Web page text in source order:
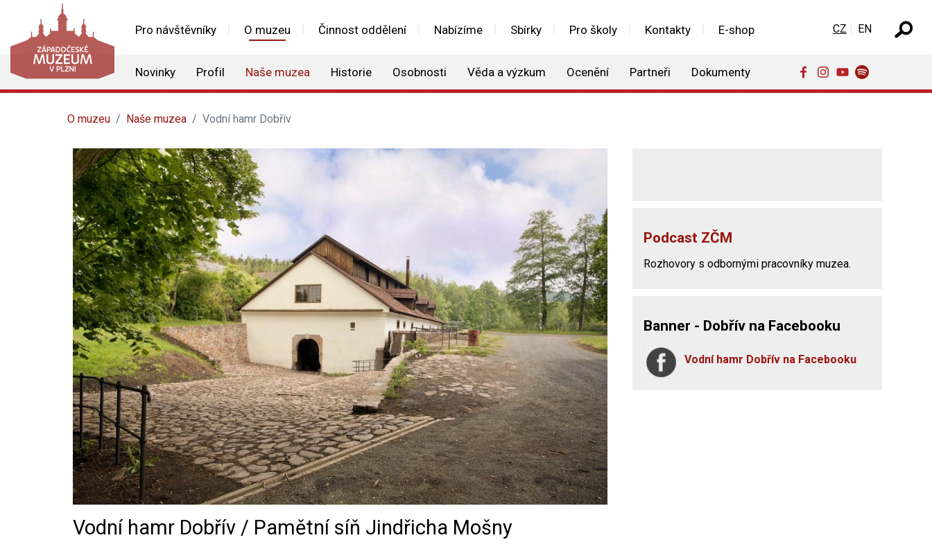
Pro návštěvníky O muzeu Činnost oddělení Nabízíme Sbírky Pro školy Kontakty E-shop
Novinky Profil Naše muzea Historie Osobnosti Věda a výzkum Ocenění Partneři Dokumenty
Zvolte jazyk
CZ EN
O muzeu Naše muzea Vodní hamr Dobřív
Vodní hamr Dobřív / Pamětní síň Jindřicha Mošny
Podcast ZČM
Rozhovory s odbornými pracovníky muzea.
Banner - Dobřív na Facebooku
Vodní hamr Dobřív na Facebooku